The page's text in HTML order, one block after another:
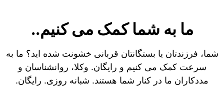
ما به شما کمک می کنیم..
شما، فرزندتان یا بستگانتان قربانی خشونت شده اید؟ ما به
سرعت کمک می کنیم و رایگان. وکلا، روانشناسان و
مددکاران ما در کنار شما هستند. شبانه روزی. رایگان.